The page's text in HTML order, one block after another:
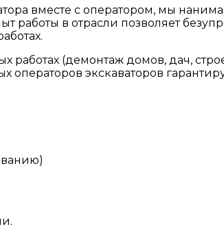
вместе с оператором, мы
работы в отрасли позволяет
работах (демонтаж домов, дач,
экскаваторов